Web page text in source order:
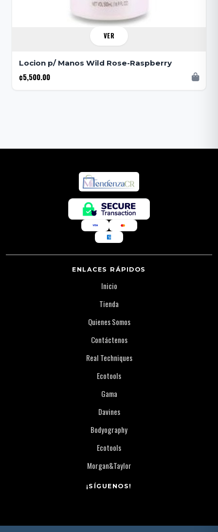
VER
Locion p/ Manos Wild Rose-Raspberry
¢5,500.00
ENLACES RÁPIDOS
Inicio
Tienda
Quienes Somos
Contáctenos
Real Techniques
Ecotools
Gama
Davines
Bodyography
Ecotools
Morgan&Taylor
¡SÍGUENOS!